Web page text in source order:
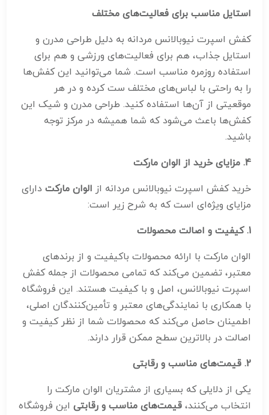
استایل مناسب برای فعالیت‌های مختلف
کفش اسپرت نیوبالانس مردانه به دلیل طراحی مدرن و
استایل جذاب، هم برای فعالیت‌های ورزشی و هم برای
استفاده روزمره مناسب است. شما می‌توانید این کفش‌ها
را به راحتی با لباس‌های مختلف ست کرده و در هر
موقعیتی از آن‌ها استفاده کنید. طراحی مدرن و شیک این
کفش‌ها باعث می‌شود که شما همیشه در مرکز توجه
باشید.
4. مزایای خرید از الوان مارکت
خرید کفش اسپرت نیوبالانس مردانه از الوان مارکت دارای
مزایای ویژه‌ای است که به شرح زیر است:
1. کیفیت و اصالت محصولات
الوان مارکت با ارائه محصولات باکیفیت و از برندهای
معتبر، تضمین می‌کند که تمامی محصولات از جمله کفش
اسپرت نیوبالانس، اصل و با کیفیت هستند. این فروشگاه
با همکاری با نمایندگی‌های معتبر و تأمین‌کنندگان اصلی،
اطمینان حاصل می‌کند که محصولات شما از نظر کیفیت و
اصالت در بالاترین سطح ممکن قرار دارند.
2. قیمت‌های مناسب و رقابتی
یکی از دلایلی که بسیاری از مشتریان الوان مارکت را
انتخاب می‌کنند،قیمت‌های مناسب و رقابتی این فروشگاه